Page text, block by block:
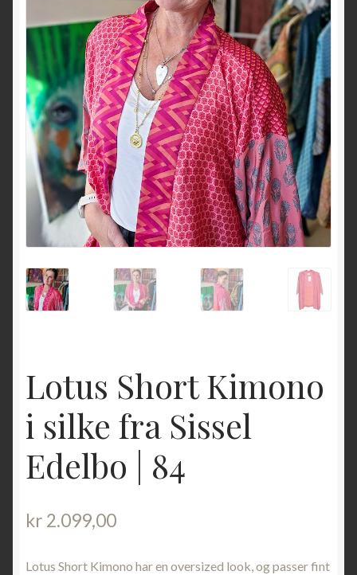
Lotus Short Kimono
i silke fra Sissel
Edelbo | 84
kr 2.099,00
Lotus Short Kimono har en oversized look, og passer fint